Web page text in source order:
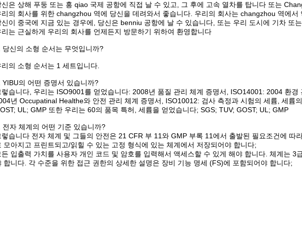
신은 상해 푸둥 또는 홍 qiao 국제 공항에 직접 날 수 있고, 그 후에 고속 열차를 탑니다 또는
리의 회사를 위한 changzhou 역에 당신을 데려와서 좋습니다. 우리의 회사는 changzhou 역에서
신이 중국에 지금 있는 경우에, 당신은 benniu 공항에 날 수 있습니다, 또는 우리 도시에 기차 또
리는 근실하게 우리의 회사를 언제든지 방문하기 위하여 환영합니다
당신의 소형 순서는 무엇입니까?
리의 소형 순서는 1 세트입니다.
YIBU의 어떤 증명서 있습니까?
렇습니다, 우리는 ISO9001를 얻었습니다: 2008년 품질 관리 체계 증명서, ISO14001: 2004 환경
년 Occupatinal Healthe와 안전 관리 체계 증명서, ISO10012: 검사 측정과 시험의 세륨, 세륨
UL; GMP 또한 우리는 60의 품목 특허, 세륨을 얻었습니다; SGS; TUV; GOST; UL; GMP
전자 체계의 어떤 기준 있습니까?
렇습니다 전자 체계 및 그들의 안전은 21 CFR 부 11와 GMP 부록 11에서 출발된 필요조건에 따
모아지고 프린트되고/읽힐 수 있는 고정 형식에 있는 체계에서 저장되어야 합니다;
든 입출력 가치를 사용자 개인 코드 및 암호를 입력해서 액세스할 수 있게 해야 합니다. 체계는 3
합니다. 각 수준을 위한 접근 권한의 상세한 설명은 장비 기능 명세 (FS)에 포함되어야 합니다;